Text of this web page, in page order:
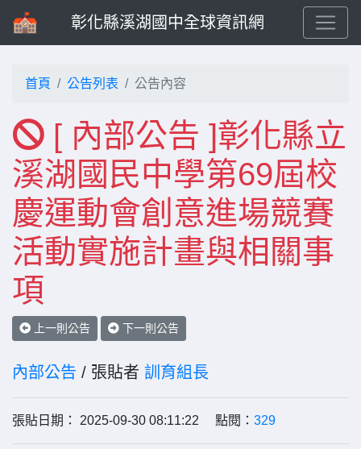
彰化縣溪湖國中全球資訊網
首頁 公告列表 公告內容
[ 內部公告 ]彰化縣立
溪湖國民中學第69屆校
慶運動會創意進場競賽
活動實施計畫與相關事
項
上一則公告 下一則公告
內部公告 / 張貼者 訓育組長
張貼日期： 2025-09-30 08:11:22 點閱： 329